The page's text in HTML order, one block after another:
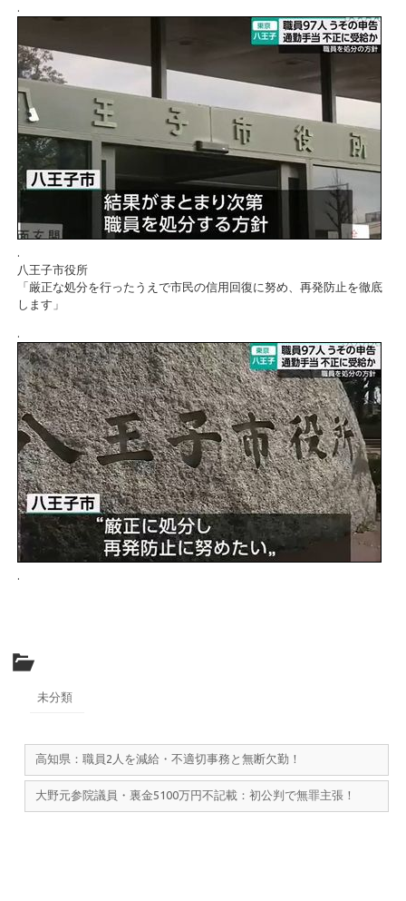
.
.
八王子市役所
「厳正な処分を行ったうえで市民の信用回復に努め、再発防止を徹底
します」
.
.
未分類
高知県：職員2人を減給・不適切事務と無断欠勤！
大野元参院議員・裏金5100万円不記載：初公判で無罪主張！